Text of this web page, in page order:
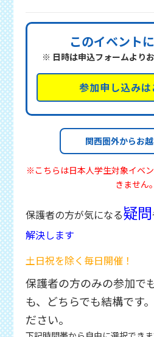
このイベント
※ 日時は申込フォームよりお
参加申し込みは
関西圏外からお
※こちらは日本人学生対象イベ
きません。
保護者の方が気になる疑問
解決します
土日祝を除く毎日開催！
保護者の方のみの参加で
も、どちらでも結構です
ださい。